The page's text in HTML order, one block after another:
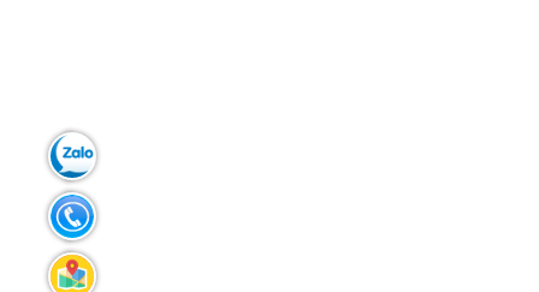
Zalo:
0903.299.181
Tel:
02383.586.433
Liên